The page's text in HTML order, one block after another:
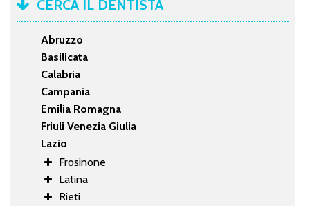
CERCA IL DENTISTA
Abruzzo
Basilicata
Calabria
Campania
Emilia Romagna
Friuli Venezia Giulia
Lazio
Frosinone
Latina
Rieti